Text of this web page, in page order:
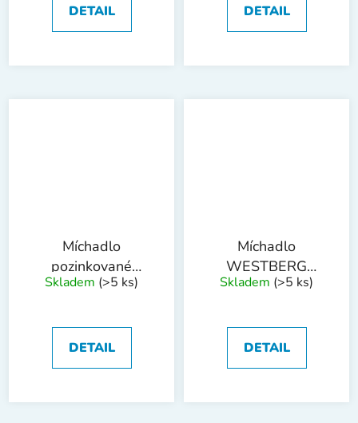
DETAIL DETAIL
Míchadlo
pozinkované
WESTBERG
Skladem (>5 ks)
DETAIL
Míchadlo
WESTBERG
pozinkované
Skladem (>5 ks)
DETAIL